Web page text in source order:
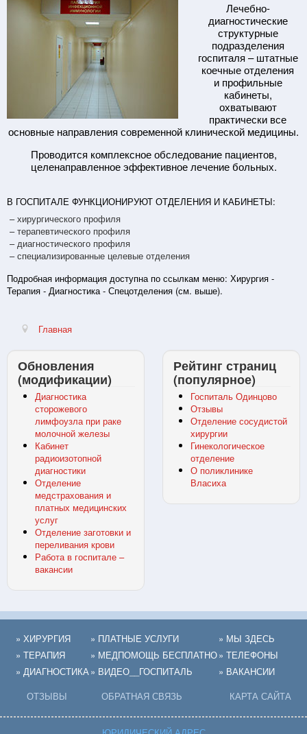
Лечебно-
диагностические
структурные
подразделения
госпиталя – штатные
коечные отделения
и профильные
кабинеты,
охватывают
практически все
основные направления современной клинической медицины.
Проводится комплексное обследование пациентов,
целенаправленное эффективное лечение больных.
В ГОСПИТАЛЕ ФУНКЦИОНИРУЮТ ОТДЕЛЕНИЯ И КАБИНЕТЫ:
– хирургического профиля
– терапевтического профиля
– диагностического профиля
– специализированные целевые отделения
Подробная информация доступна по ссылкам меню: Хирургия -
Терапия - Диагностика - Спецотделения (см. выше).
Главная
Обновления
(модификации)
Диагностика
сторожевого
лимфоузла при раке
молочной железы
Кабинет
радиоизотопной
диагностики
Отделение
медстрахования и
платных медицинских
услуг
Отделение заготовки и
переливания крови
Работа в госпитале –
вакансии
Рейтинг страниц
(популярное)
Госпиталь Одинцово
Отзывы
Отделение сосудистой
хирургии
Гинекологическое
отделение
О поликлинике
Власиха
» ХИРУРГИЯ
» ТЕРАПИЯ
» ДИАГНОСТИКА
ОТЗЫВЫ
» ПЛАТНЫЕ УСЛУГИ
» МЕДПОМОЩЬ БЕСПЛАТНО
» ВИДЕО__ГОСПИТАЛЬ
ОБРАТНАЯ СВЯЗЬ
» МЫ ЗДЕСЬ
» ТЕЛЕФОНЫ
» ВАКАНСИИ
КАРТА САЙТА